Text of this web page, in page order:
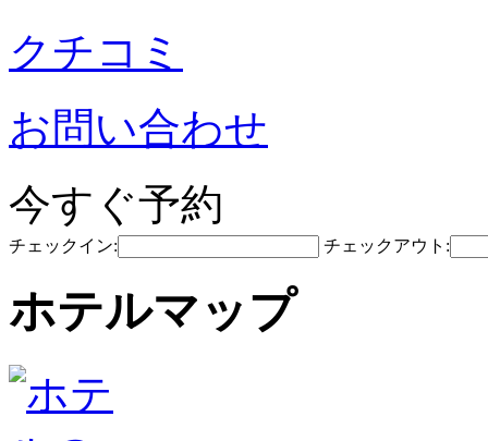
クチコミ
お問い合わせ
今すぐ予約
チェックイン: チェックアウト:
ホテルマップ